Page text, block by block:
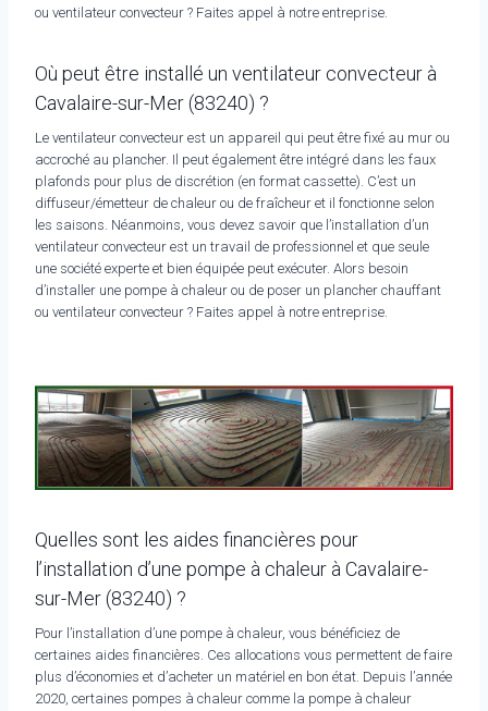
ou ventilateur convecteur ? Faites appel à notre entreprise.
Où peut être installé un ventilateur convecteur à
Cavalaire-sur-Mer (83240) ?
Le ventilateur convecteur est un appareil qui peut être fixé au mur ou
accroché au plancher. Il peut également être intégré dans les faux
plafonds pour plus de discrétion (en format cassette). C’est un
diffuseur/émetteur de chaleur ou de fraîcheur et il fonctionne selon
les saisons. Néanmoins, vous devez savoir que l’installation d’un
ventilateur convecteur est un travail de professionnel et que seule
une société experte et bien équipée peut exécuter. Alors besoin
d’installer une pompe à chaleur ou de poser un plancher chauffant
ou ventilateur convecteur ? Faites appel à notre entreprise.
Quelles sont les aides financières pour
l’installation d’une pompe à chaleur à Cavalaire-
sur-Mer (83240) ?
Pour l’installation d’une pompe à chaleur, vous bénéficiez de
certaines aides financières. Ces allocations vous permettent de faire
plus d’économies et d’acheter un matériel en bon état. Depuis l’année
2020, certaines pompes à chaleur comme la pompe à chaleur